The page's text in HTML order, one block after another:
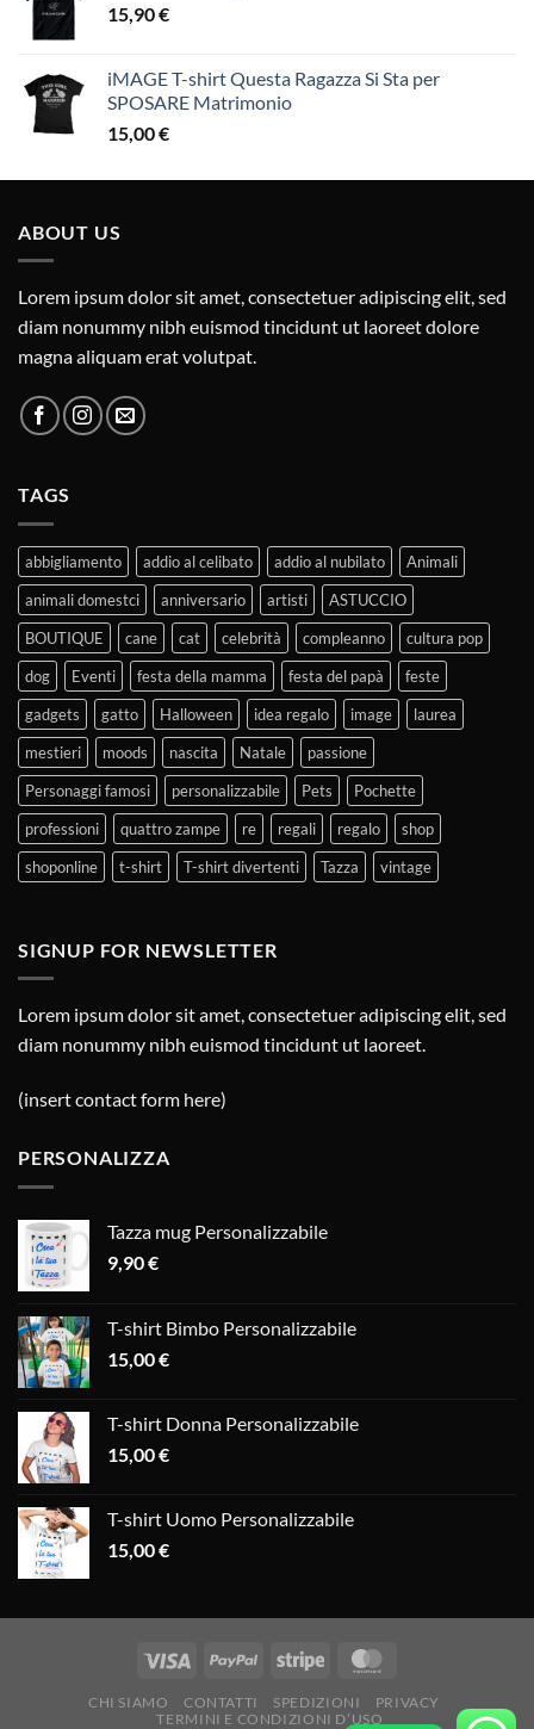
15,90€
iMAGE T-shirt Questa Ragazza Si Sta per
SPOSARE Matrimonio
15,00€
ABOUT US
Lorem ipsum dolor sit amet, consectetuer adipiscing elit, sed
diam nonummy nibh euismod tincidunt ut laoreet dolore
magna aliquam erat volutpat.
TAGS
abbigliamento addio al celibato addio al nubilato
Animali
animali domestci
anniversario artisti
ASTUCCIO
BOUTIQUE
cane cat celebrità compleanno
cultura pop
dog
Eventi festa della mamma festa del papà
feste
gadgets
gatto Halloween idea regalo image
laurea
mestieri
moods nascita Natale
passione
Personaggi famosi
personalizzabile Pets
Pochette
professioni
quattro zampe re regali regalo
shop
shoponline
t-shirt T-shirt divertenti Tazza vintage
SIGNUP FOR NEWSLETTER
Lorem ipsum dolor sit amet, consectetuer adipiscing elit, sed
diam nonummy nibh euismod tincidunt ut laoreet.
(insert contact form here)
PERSONALIZZA
Tazza mug Personalizzabile
9,90€
T-shirt Bimbo Personalizzabile
15,00€
T-shirt Donna Personalizzabile
15,00€
T-shirt Uomo Personalizzabile
15,00€
CHI SIAMO CONTATTI SPEDIZIONI
PRIVACY
TERMINI E CONDIZIONI D’USO